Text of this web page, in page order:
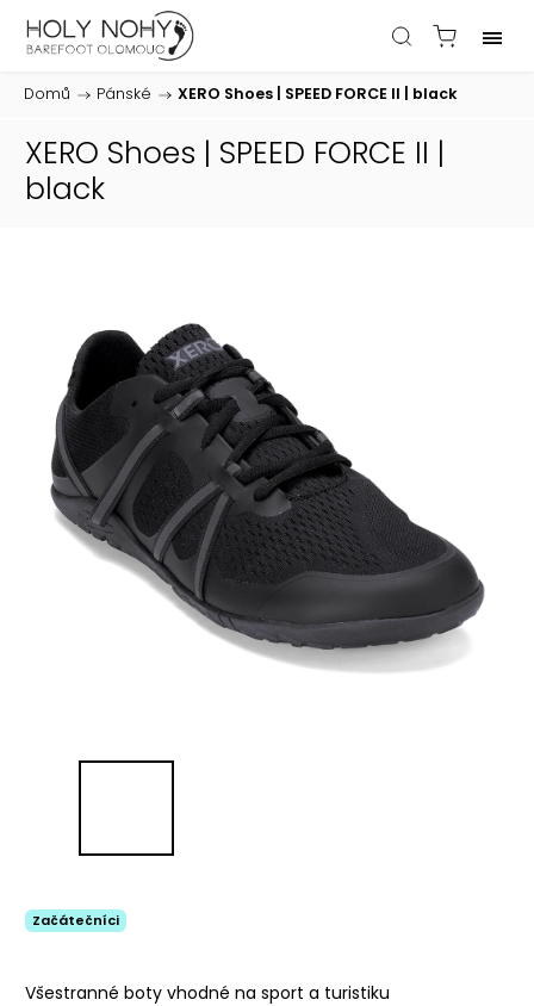
Domů / Pánské / XERO Shoes | SPEED FORCE II | black
XERO Shoes | SPEED FORCE II |
black
Začátečníci
Všestranné boty vhodné na sport a turistiku